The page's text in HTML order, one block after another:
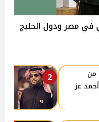
في مصر ودول الخليج
2
من
عز